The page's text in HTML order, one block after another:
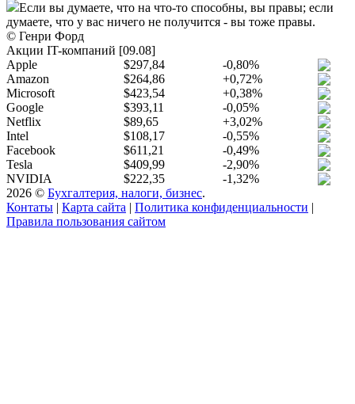
Если вы думаете, что на что-то способны, вы правы; если
думаете, что у вас ничего не получится - вы тоже правы.
© Генри Форд
Акции IT-компаний [09.08]
Apple
$297,84
-0,80%
Amazon
$264,86
+0,72%
Microsoft
$423,54
+0,38%
Google
$393,11
-0,05%
Netflix
$89,65
+3,02%
Intel
$108,17
-0,55%
Facebook
$611,21
-0,49%
Tesla
$409,99
-2,90%
NVIDIA
$222,35
-1,32%
2026 © Бухгалтерия, налоги, бизнес.
Контаты | Карта сайта | Политика конфиденциальности |
Правила пользования сайтом